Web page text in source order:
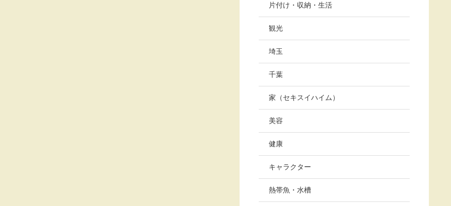
片付け・収納・生活
観光
埼玉
千葉
家（セキスイハイム）
美容
健康
キャラクター
熱帯魚・水槽